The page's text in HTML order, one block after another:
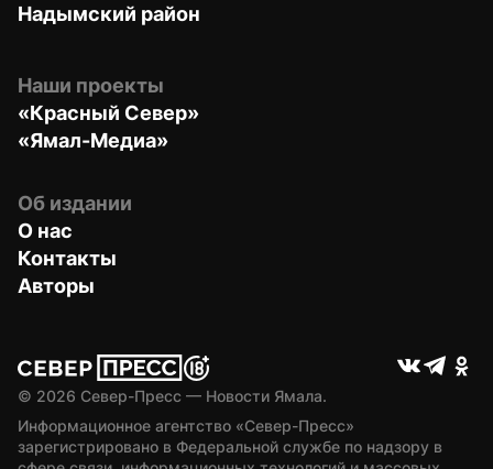
Надымский район
Наши проекты
«Красный Север»
«Ямал-Медиа»
Об издании
О нас
Контакты
Авторы
© 2026 Север-Пресс — Новости Ямала.
Информационное агентство «Север-Пресс»
зарегистрировано в Федеральной службе по надзору в